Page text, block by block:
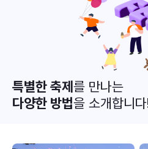
특별한 축제를 만나는
다양한 방법을 소개합니